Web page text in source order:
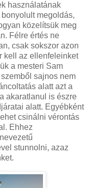
használatának
megoldás,
közelítsük meg
Félre értés ne
csak sokszor azon
kell az ellenfeleinket
a mesteri Sam
sajnos nem
alatt azt a
akaratlanul is észre
alatt. Egyébként
csinálni vérontás
Ehhez
stunnolni, azaz